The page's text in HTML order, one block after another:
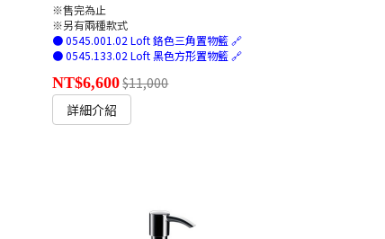
※售完為止
※另有兩種款式
● 0545.001.02 Loft 鉻色三角置物籃 🔗
● 0545.133.02 Loft 黑色方形置物籃 🔗
NT$6,600$11,000
詳細介紹